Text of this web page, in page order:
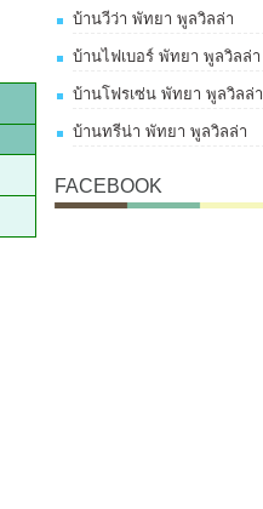
บ้านวีว่า พัทยา พูลวิลล่า
บ้านไฟเบอร์ พัทยา พูลวิลล่า
บ้านโฟรเซ่น พัทยา พูลวิลล่า
บ้านทรีน่า พัทยา พูลวิลล่า
FACEBOOK